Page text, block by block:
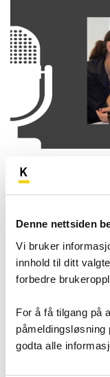
Denne nettsiden
Vi bruker
innhold til ditt
forbedre
For å få tilgang på
påmeldingsløsning
godta alle
Se flere
Helhjerta har
podkast hvor
historien sin, i
Heidi
Du får høre